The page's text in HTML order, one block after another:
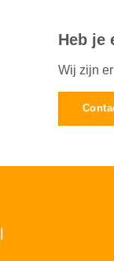
Heb je
Wij zijn